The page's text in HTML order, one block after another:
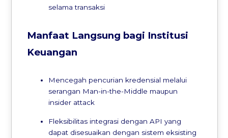
selama transaksi
Manfaat Langsung bagi Institusi
Keuangan
Mencegah pencurian kredensial melalui
serangan Man-in-the-Middle maupun
insider attack
Fleksibilitas integrasi dengan API yang
dapat disesuaikan dengan sistem eksisting